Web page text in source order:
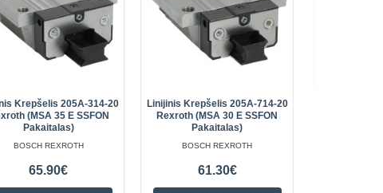
Varžtas (S9): 2.5-3..
Įdėti į krepšelį
Pridėti prie pageidavimų
sąrašo
karietėlė
124.20€
Prekių Pristatymas 6-11 D.d.
Krepšelis 205A-314-20
(MSA 35 E SSFON
Pakaitalas)
BOSCH REXROTH
65.90€
Linijinis Krepšelis 205A-714-20
Rexroth (MSA 30 E SSFON
Pakaitalas)
BOSCH REXROTH
61.30€